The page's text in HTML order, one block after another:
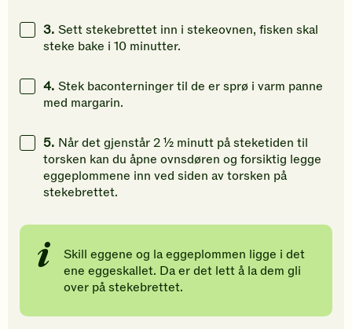
3. Sett stekebrettet inn i stekeovnen, fisken skal
steke bake i 10 minutter.
4. Stek baconterninger til de er sprø i varm panne
med margarin.
5. Når det gjenstår 2 ½ minutt på steketiden til
torsken kan du åpne ovnsdøren og forsiktig legge
eggeplommene inn ved siden av torsken på
stekebrettet.
Skill eggene og la eggeplommen ligge i det
ene eggeskallet. Da er det lett å la dem gli
over på stekebrettet.